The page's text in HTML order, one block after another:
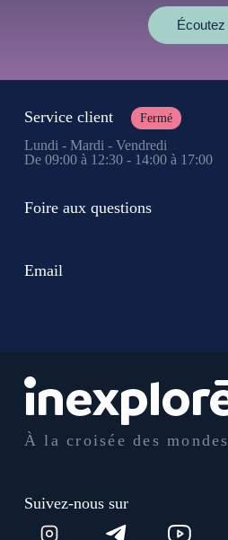
Écoutez
À la croisée des mondes
Suivez-nous sur
Service client Fermé
Lundi - Mardi - Vendredi
De 09:00 à 12:30 - 14:00 à 17:00
Foire aux questions
Email